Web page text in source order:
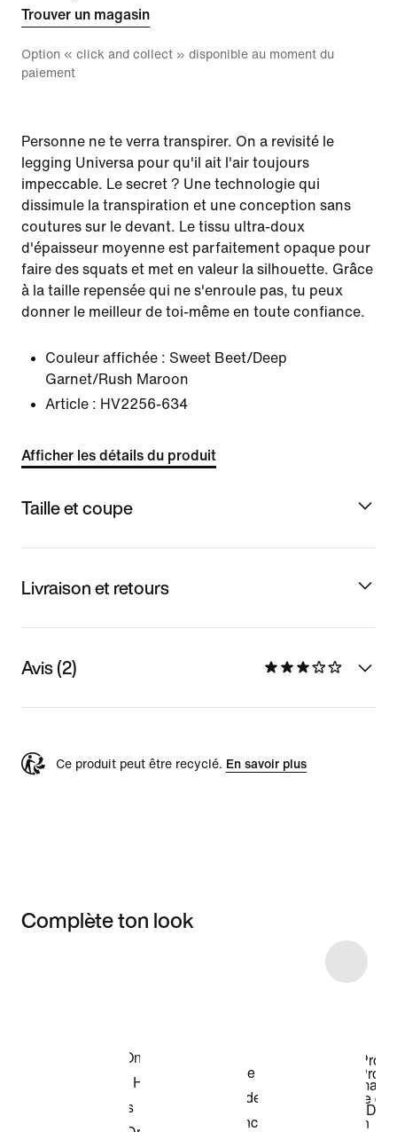
Trouver un magasin
Option « click and collect » disponible au moment du
paiement
Personne ne te verra transpirer. On a revisité le
legging Universa pour qu'il ait l'air toujours
impeccable. Le secret ? Une technologie qui
dissimule la transpiration et une conception sans
coutures sur le devant. Le tissu ultra-doux
d'épaisseur moyenne est parfaitement opaque pour
faire des squats et met en valeur la silhouette. Grâce
à la taille repensée qui ne s'enroule pas, tu peux
donner le meilleur de toi-même en toute confiance.
Couleur affichée : Sweet Beet/Deep
Garnet/Rush Maroon
Article : HV2256-634
Afficher les détails du produit
Taille et coupe
Livraison et retours
Avis (2)
Ce produit peut être recyclé. En savoir plus
Complète ton look